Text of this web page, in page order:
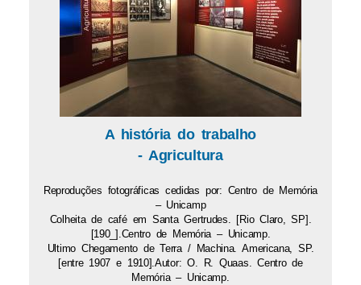
A história do trabalho
- Agricultura
Reproduções fotográficas cedidas por: Centro de Memória
– Unicamp
Colheita de café em Santa Gertrudes. [Rio Claro, SP].
[190_].Centro de Memória – Unicamp.
Ultimo Chegamento de Terra / Machina. Americana, SP.
[entre 1907 e 1910].Autor: O. R. Quaas. Centro de
Memória – Unicamp.